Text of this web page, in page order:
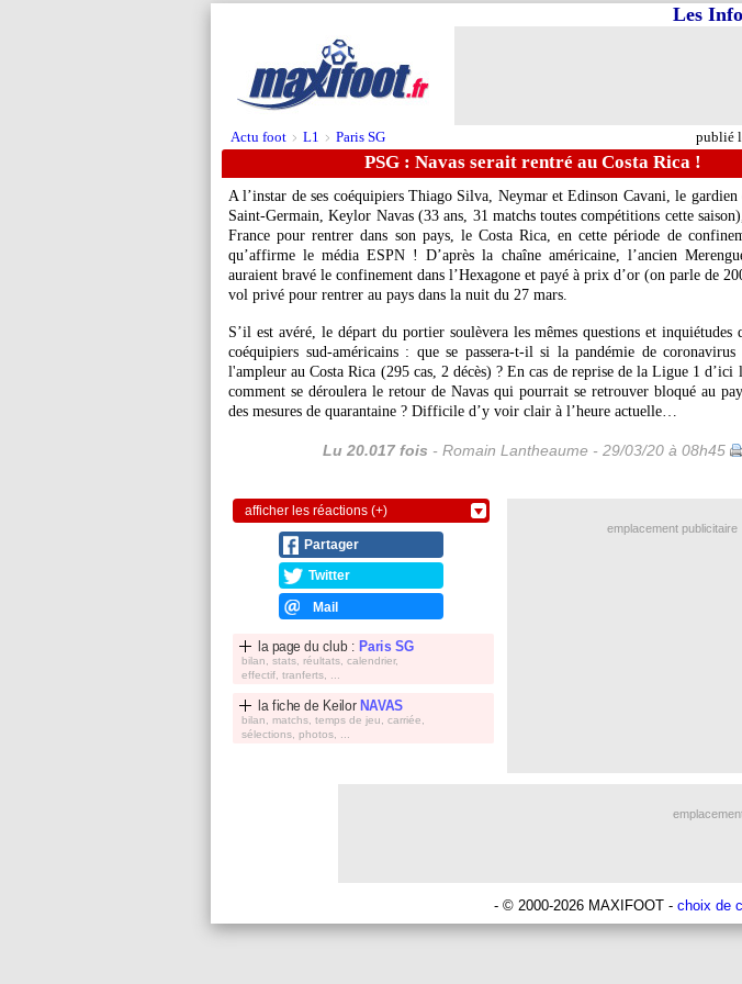
Actu foot > L1 > Paris SG publié
Les
PSG : Navas serait rentré au Costa Rica !
A l’instar de ses coéquipiers Thiago Silva, Neymar et Edinson Cavani, le gardien
Saint-Germain, Keylor Navas(33 ans, 31 matchs toutes compétitions cette
France pour rentrer dans son pays, le Costa Rica, en cette période de
qu’affirme le média ESPN ! D’après la chaîne américaine, l’ancien
auraient bravé le confinement dans l’Hexagone et payé à prix d’or (on parle de
vol privé pour rentrer au pays dans la nuit du 27 mars.
S’il est avéré, le départ du portier soulèvera les mêmes questions et inquiétudes
coéquipiers sud-américains : que se passera-t-il si la pandémie de coronavirus
l'ampleur au Costa Rica (295 cas, 2 décès) ? En cas de reprise de la Ligue 1 d’ici
comment se déroulera le retour de Navas qui pourrait se retrouver bloqué au
des mesures de quarantaine ? Difficile d’y voir clair à l’heure actuelle…
Lu 20.017 fois - Romain Lantheaume - 29/03/20 à 08h45
afficher les réactions (+)
Partager
Twitter
Mail
la page du club : Paris SG
bilan, stats, réultats, calendrier,
effectif, tranferts, ...
la fiche de Keilor NAVAS
bilan, matchs, temps de jeu, carriée,
sélections, photos, ...
emplacement publicitaire
- © 2000-2026 MAXIFOOT - choix de